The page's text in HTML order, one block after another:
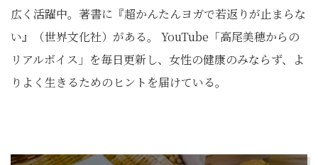
広く活躍中。著書に『超かんたんヨガで若返りが止まらな
い』（世界文化社）がある。 YouTube「高尾美穂からの
リアルボイス」を毎日更新し、女性の健康のみならず、よ
りよく生きるためのヒントを届けている。